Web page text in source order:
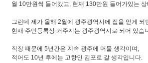
월 10만원씩 들어갔고, 현재 130만원 들어가있는
그런데 제가 올해 2월에 광주광역시에 집을 얻게 되
현재 주민등록상 거주지는 광주광역시로 되어 있습
직장 때문에 5년간은 계속 광주에 머물 생각이며,
적어도 10년 후에는 고향인 김포로 갈 생각입니다.